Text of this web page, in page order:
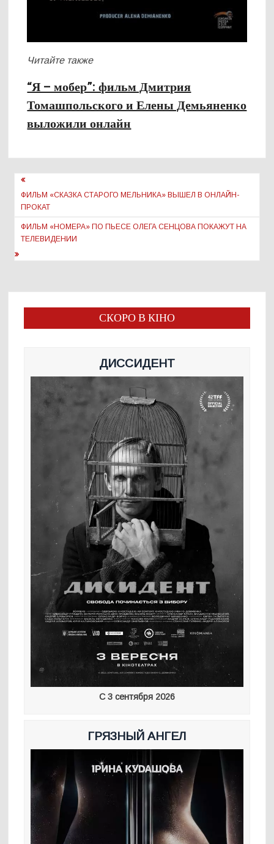
Читайте также
“Я – мобер”: фильм Дмитрия
Томашпольского и Елены Демьяненко
выложили онлайн
Навигация
по
записям
ФИЛЬМ «СКАЗКА СТАРОГО МЕЛЬНИКА» ВЫШЕЛ В ОНЛАЙН-
ПРОКАТ
ФИЛЬМ «НОМЕРА» ПО ПЬЕСЕ ОЛЕГА СЕНЦОВА ПОКАЖУТ НА
ТЕЛЕВИДЕНИИ
СКОРО В КІНО
ДИССИДЕНТ
С 3 сентября 2026
ГРЯЗНЫЙ АНГЕЛ